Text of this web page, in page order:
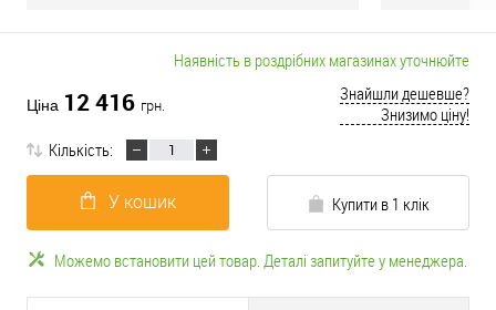
Наявність в роздрібних магазинах уточнюйте
Ціна 12 416 грн.
Знайшли дешевше?
Знизимо ціну!
Кількість:
У кошик Купити в 1 клік
Можемо встановити цей товар. Деталі запитуйте у менеджера.